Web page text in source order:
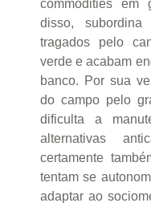
commodities em
disso,
tragados pelo
verde e acabam
banco. Por sua
do campo pelo
dificulta a
alternativas
certamente
tentam se
adaptar ao